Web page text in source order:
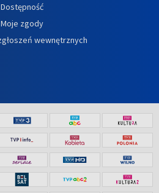
Dostępność
Moje zgody
wewnętrznych